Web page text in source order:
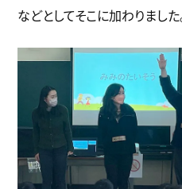
などとしてそこに加わりました